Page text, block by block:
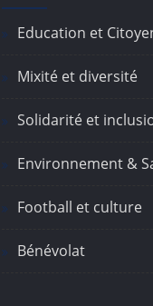
Education et
Mixité et diversité
Solidarité et
Environnement &
Football et culture
Bénévolat